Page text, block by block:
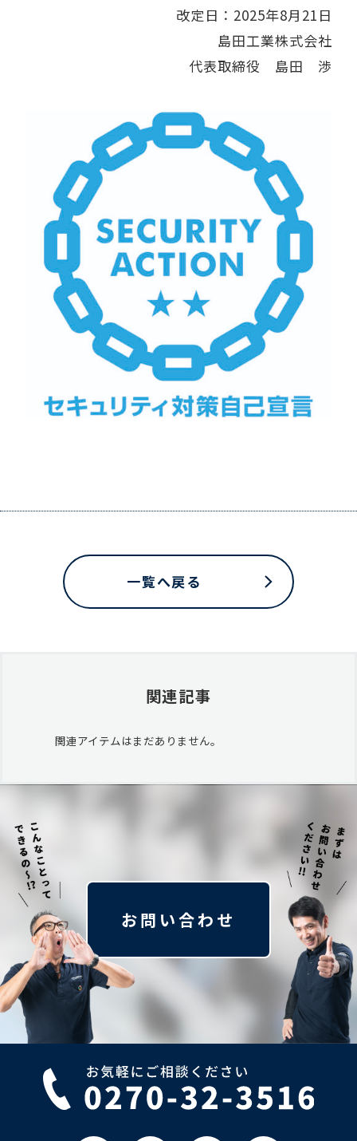
改定日：2025年8月21日
島田工業株式会社
代表取締役 島田 渉
一覧へ戻る
関連記事
関連アイテムはまだありません。
お問い合わせ